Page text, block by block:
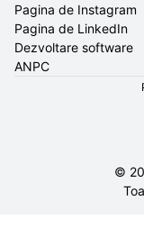
Pagina de Instagram
Pagina de LinkedIn
Dezvoltare software
ANPC
©